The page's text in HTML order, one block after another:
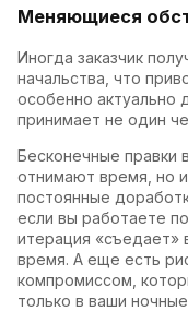
Меняющиеся
Иногда заказчик
начальства, что
особенно актуально
принимает не один
Бесконечные правки
отнимают время, но
постоянные
если вы работаете
итерация «съедает»
время. А еще есть
компромиссом,
только в ваши